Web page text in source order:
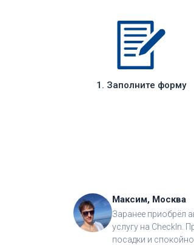
1. Заполните форму
Максим, Москва
Заранее приобрёл
услугу на CheckIn.
посадки и